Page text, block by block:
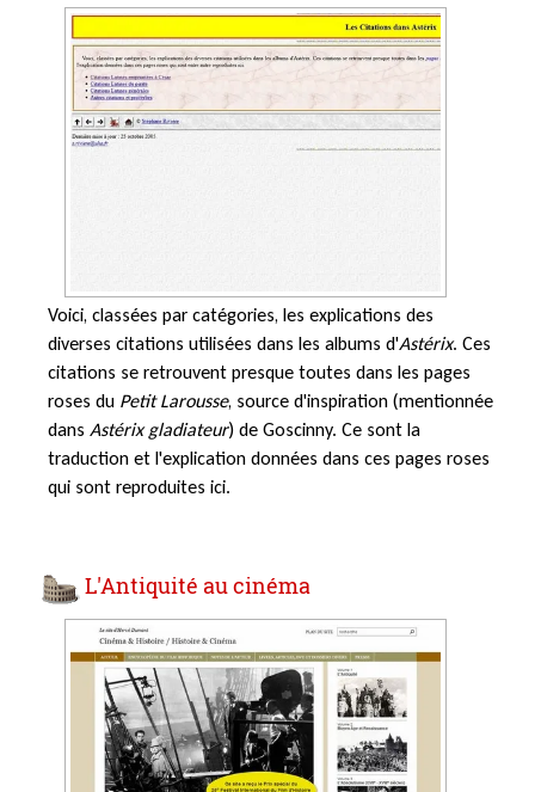
Voici, classées par catégories, les explications des
diverses citations utilisées dans les albums d'Astérix. Ces
citations se retrouvent presque toutes dans les pages
roses du Petit Larousse, source d'inspiration (mentionnée
dans Astérix gladiateur) de Goscinny. Ce sont la
traduction et l'explication données dans ces pages roses
qui sont reproduites ici.
L'Antiquité au cinéma